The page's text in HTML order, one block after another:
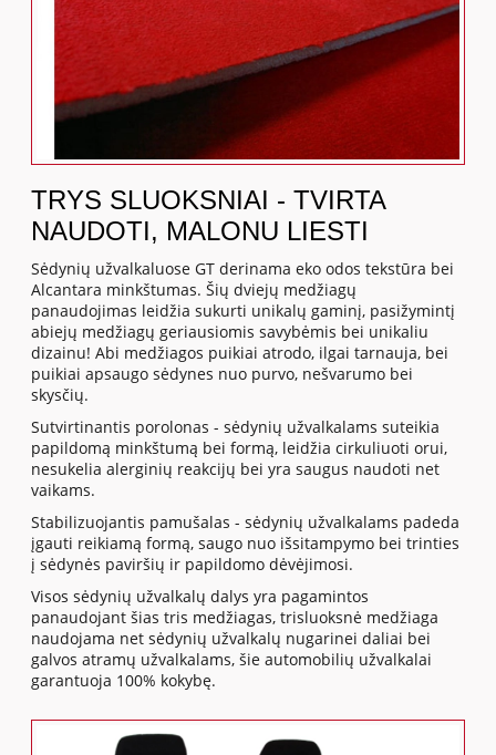
TRYS SLUOKSNIAI - TVIRTA
NAUDOTI, MALONU LIESTI
Sėdynių užvalkaluose GT derinama eko odos tekstūra bei
Alcantara minkštumas. Šių dviejų medžiagų
panaudojimas leidžia sukurti unikalų gaminį, pasižymintį
abiejų medžiagų geriausiomis savybėmis bei unikaliu
dizainu! Abi medžiagos puikiai atrodo, ilgai tarnauja, bei
puikiai apsaugo sėdynes nuo purvo, nešvarumo bei
skysčių.
Sutvirtinantis porolonas - sėdynių užvalkalams suteikia
papildomą minkštumą bei formą, leidžia cirkuliuoti orui,
nesukelia alerginių reakcijų bei yra saugus naudoti net
vaikams.
Stabilizuojantis pamušalas - sėdynių užvalkalams padeda
įgauti reikiamą formą, saugo nuo išsitampymo bei trinties
į sėdynės paviršių ir papildomo dėvėjimosi.
Visos sėdynių užvalkalų dalys yra pagamintos
panaudojant šias tris medžiagas, trisluoksnė medžiaga
naudojama net sėdynių užvalkalų nugarinei daliai bei
galvos atramų užvalkalams, šie automobilių užvalkalai
garantuoja 100% kokybę.